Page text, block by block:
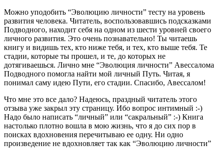
Можно уподобить “Эволюцию личности” тесту на уровень
развития человека. Читатель, воспользовавшись подсказками
Подводного, находит себя на одном из шести уровней своего
личного развития. Это очень познавательно! Ты читаешь
книгу и видишь тех, кто ниже тебя, и тех, кто выше тебя. Те
стадии, которые ты прошел, и те, до которых не
дотягиваешься. Лично мне “Эволюция личности” Авессалома
Подводного помогла найти мой личный Путь. Читая, я
понимал саму идею Пути, его стадии. Спасибо, Авессалом!
Что мне это все дало? Надеюсь, праздный читатель этого
отзыва уже закрыл эту страницу. Ибо вопрос интимный :-)
Надо было написать “личный” или “сакральный” :-) Книга
настолько плотно вошла в мою жизнь, что я до сих пор в
поисках вдохновения перечитываю ее одну. Ни одно
произведение не вдохновляет так как “Эволюцию личности”